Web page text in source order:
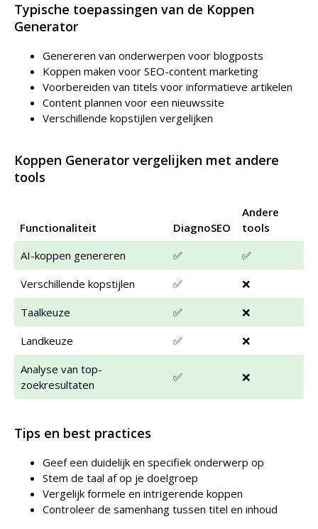
Typische toepassingen van de Koppen
Generator
Genereren van onderwerpen voor blogposts
Koppen maken voor SEO-content marketing
Voorbereiden van titels voor informatieve artikelen
Content plannen voor een nieuwssite
Verschillende kopstijlen vergelijken
Koppen Generator vergelijken met andere
tools
Functionaliteit DiagnoSEO
Andere
tools
AI-koppen genereren
✅
✅
Verschillende kopstijlen
✅
❌
Taalkeuze
✅
❌
Landkeuze
✅
❌
Analyse van top-
zoekresultaten
✅ ❌
Tips en best practices
Geef een duidelijk en specifiek onderwerp op
Stem de taal af op je doelgroep
Vergelijk formele en intrigerende koppen
Controleer de samenhang tussen titel en inhoud